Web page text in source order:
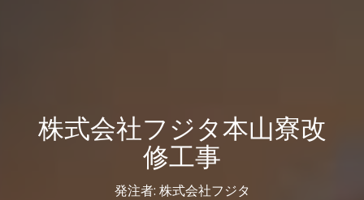
株式会社フジタ本山寮改
修工事
発注者: 株式会社フジタ